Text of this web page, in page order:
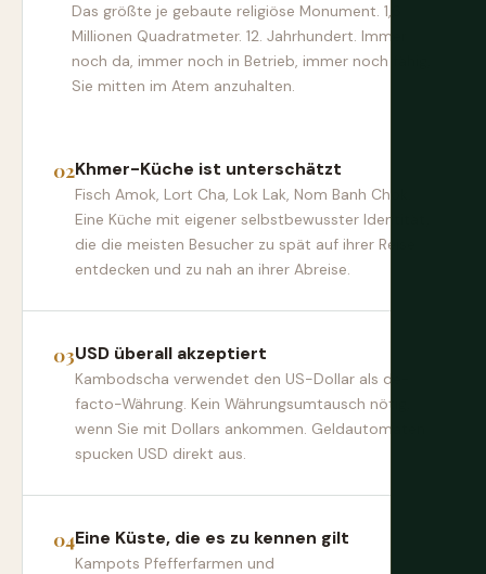
Das größte je gebaute religiöse Monument. 1,6
Millionen Quadratmeter. 12. Jahrhundert. Immer
noch da, immer noch in Betrieb, immer noch fähig,
Sie mitten im Atem anzuhalten.
Khmer-Küche ist unterschätzt
Fisch Amok, Lort Cha, Lok Lak, Nom Banh Chok.
Eine Küche mit eigener selbstbewusster Identität,
die die meisten Besucher zu spät auf ihrer Reise
entdecken und zu nah an ihrer Abreise.
USD überall akzeptiert
Kambodscha verwendet den US-Dollar als de-
facto-Währung. Kein Währungsumtausch nötig,
wenn Sie mit Dollars ankommen. Geldautomaten
spucken USD direkt aus.
Eine Küste, die es zu kennen gilt
Kampots Pfefferfarmen und